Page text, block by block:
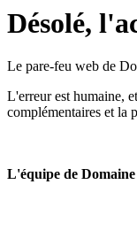
Désolé,
Le pare-feu web de
L'erreur est humaine,
complémentaires et la
L'équipe de